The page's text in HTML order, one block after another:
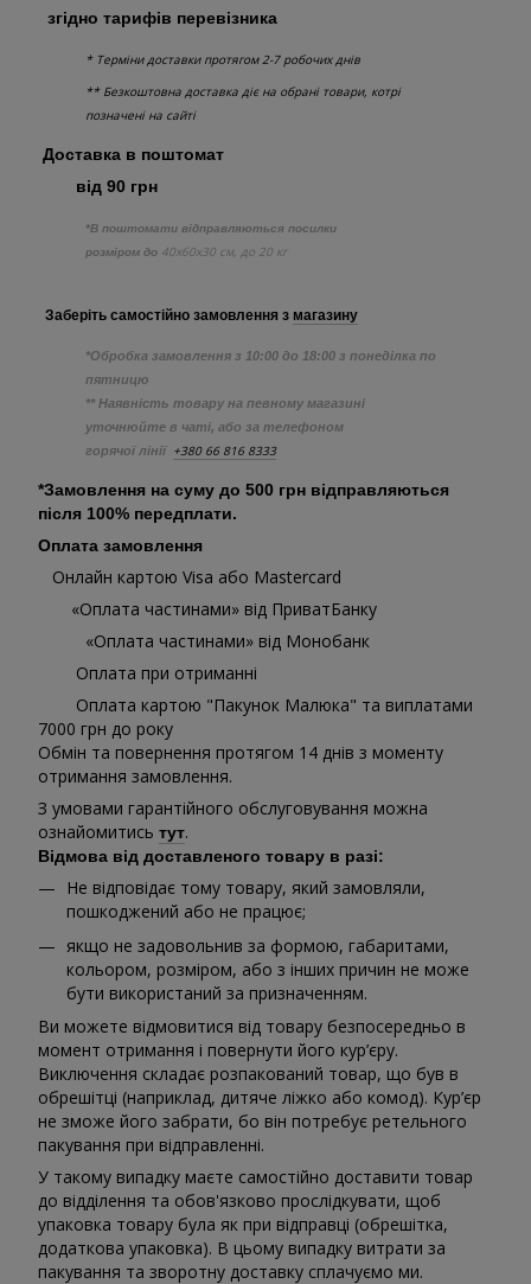
згідно тарифів перевізника
* Терміни доставки протягом 2-7 робочих днів
** Безкоштовна доставка діє на обрані товари, котрі
позначені на сайті
Доставка в поштомат
від 90 грн
*В поштомати відправляються посилки
розміром до 40х60х30 см, до 20 кг
Заберіть самостійно замовлення з магазину
*Обробка замовлення з 10:00 до 18:00 з понеділка по
пятницю
** Наявність товару на певному магазині
уточнюйте в чаті, або за телефоном
горячої лінії +380 66 816 8333
*Замовлення на суму до 500 грн відправляються
після 100% передплати.
Оплата замовлення
Онлайн картою Visa або Mastercard
«Оплата частинами» від ПриватБанку
«Оплата частинами» від Монобанк
Оплата при отриманні
Оплата картою "Пакунок Малюка" та виплатами
7000 грн до року
Обмін та повернення протягом 14 днів з моменту
отримання замовлення.
З умовами гарантійного обслуговування можна
ознайомитись тут.
Відмова від доставленого товару в разі:
Не відповідає тому товару, який замовляли,
пошкоджений або не працює;
якщо не задовольнив за формою, габаритами,
кольором, розміром, або з інших причин не може
бути використаний за призначенням.
Ви можете відмовитися від товару безпосередньо в
момент отримання і повернути його кур’єру.
Виключення складає розпакований товар, що був в
обрешітці (наприклад, дитяче ліжко або комод). Кур’єр
не зможе його забрати, бо він потребує ретельного
пакування при відправленні.
У такому випадку маєте самостійно доставити товар
до відділення та обов'язково прослідкувати, щоб
упаковка товару була як при відправці (обрешітка,
додаткова упаковка). В цьому випадку витрати за
пакування та зворотну доставку сплачуємо ми.